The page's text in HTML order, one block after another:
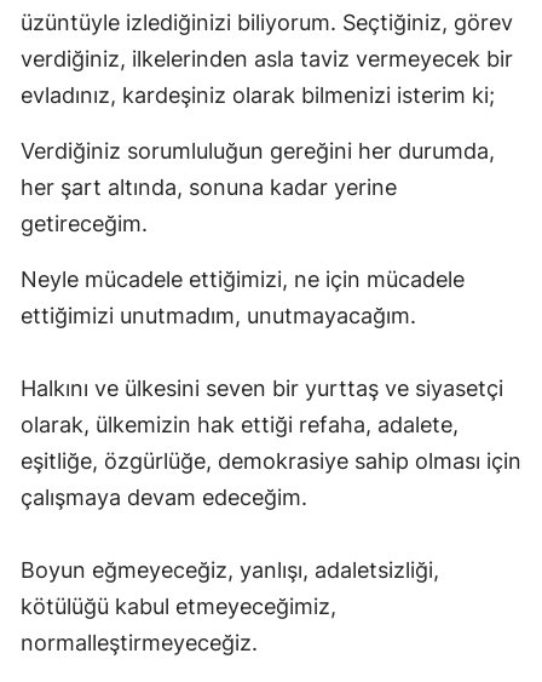
üzüntüyle izlediğinizi biliyorum. Seçtiğiniz, görev
verdiğiniz, ilkelerinden asla taviz vermeyecek bir
evladınız, kardeşiniz olarak bilmenizi isterim ki;
Verdiğiniz sorumluluğun gereğini her durumda,
her şart altında, sonuna kadar yerine
getireceğim.
Neyle mücadele ettiğimizi, ne için mücadele
ettiğimizi unutmadım, unutmayacağım.
Halkını ve ülkesini seven bir yurttaş ve siyasetçi
olarak, ülkemizin hak ettiği refaha, adalete,
eşitliğe, özgürlüğe, demokrasiye sahip olması için
çalışmaya devam edeceğim.
Boyun eğmeyeceğiz, yanlışı, adaletsizliği,
kötülüğü kabul etmeyeceğimiz,
normalleştirmeyeceğiz.